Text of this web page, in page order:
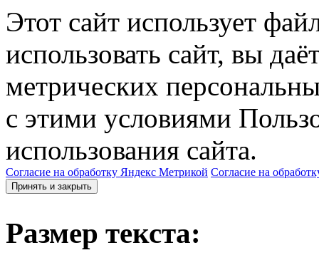
Этот сайт использует
использовать сайт, вы
метрических
с этими условиями
использования сайта.
Согласие на обработку Яндекс Метрикой Согласие на
Принять и закрыть
Размер текста: